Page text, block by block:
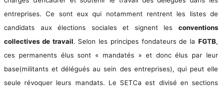
entreprises. Ce sont eux qui notamment rentrent les listes de
candidats aux élections sociales et signent les conventions
collectives de travail. Selon les principes fondateurs de laFGTB,
ces permanents élus sont « mandatés » et donc élus par leur
base(militants et délégués au sein des entreprises), qui peut elle
seule révoquer leurs mandats. Le SETCa est divisé en sections